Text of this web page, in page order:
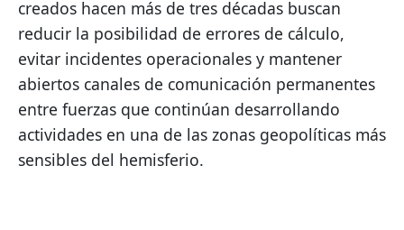
creados hacen más de tres décadas buscan
reducir la posibilidad de errores de cálculo,
evitar incidentes operacionales y mantener
abiertos canales de comunicación permanentes
entre fuerzas que continúan desarrollando
actividades en una de las zonas geopolíticas más
sensibles del hemisferio.